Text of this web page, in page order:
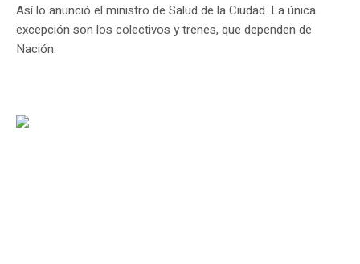
Así lo anunció el ministro de Salud de la Ciudad. La única
excepción son los colectivos y trenes, que dependen de
Nación.